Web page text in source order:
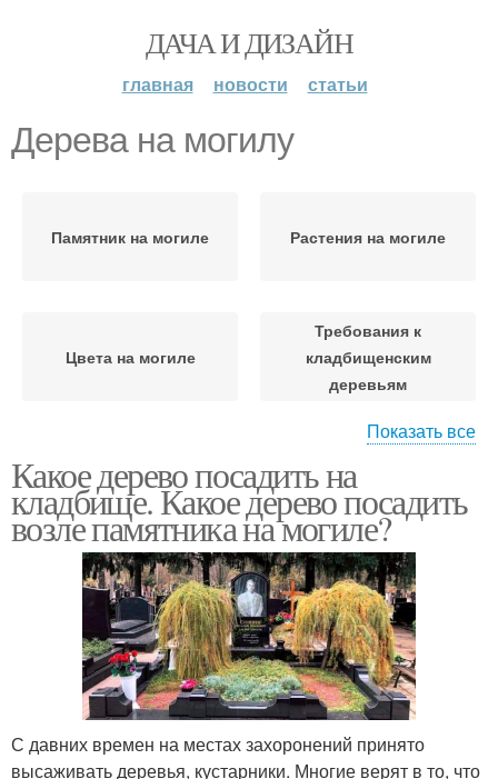
ДАЧА И ДИЗАЙН
главная новости статьи
Дерева на могилу
Памятник на могиле Растения на могиле
Цвета на могиле
Требования к
кладбищенским
деревьям
Дерево на кладбище Дерево на могиле
Показать все
Какое дерево посадить на
кладбище. Какое дерево посадить
возле памятника на могиле?
С давних времен на местах захоронений принято
высаживать деревья, кустарники. Многие верят в то, что